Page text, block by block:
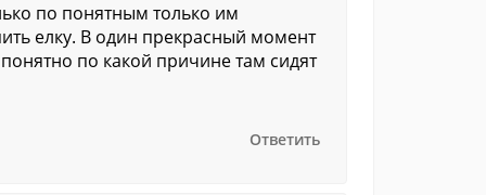
по понятным только им
елку. В один прекрасный момент
по какой причине там сидят
Ответить